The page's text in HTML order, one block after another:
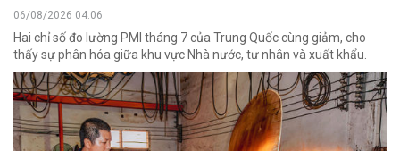
06/08/2026 04:06
Hai chỉ số đo lường PMI tháng 7 của Trung Quốc cùng giảm, cho
thấy sự phân hóa giữa khu vực Nhà nước, tư nhân và xuất khẩu.